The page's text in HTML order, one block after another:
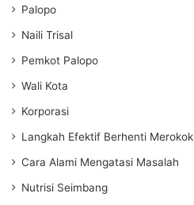
Palopo
Naili Trisal
Pemkot Palopo
Wali Kota
Korporasi
Langkah Efektif Berhenti Merokok
Cara Alami Mengatasi Masalah
Nutrisi Seimbang